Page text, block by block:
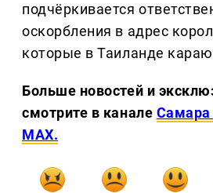
подчёркивается
оскорбления в адрес
которые в Таиланде
Больше новостей и
смотрите в канале Самара
MAX.